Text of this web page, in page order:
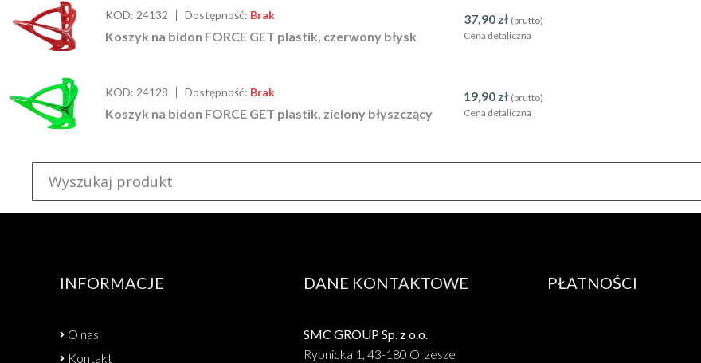
KOD: 24132 Dostępność: Brak
Koszyk na bidon FORCE GET plastik, czerwony błysk
37,90 zł (brutto)
Cena detaliczna
KOD: 24128 Dostępność: Brak
Koszyk na bidon FORCE GET plastik, zielony błyszczący
19,90 zł (brutto)
Cena detaliczna
INFORMACJE
O nas
Kontakt
DANE KONTAKTOWE
SMC GROUP Sp. z o.o.
Rybnicka 1, 43-180 Orzesze
PŁATNOŚCI